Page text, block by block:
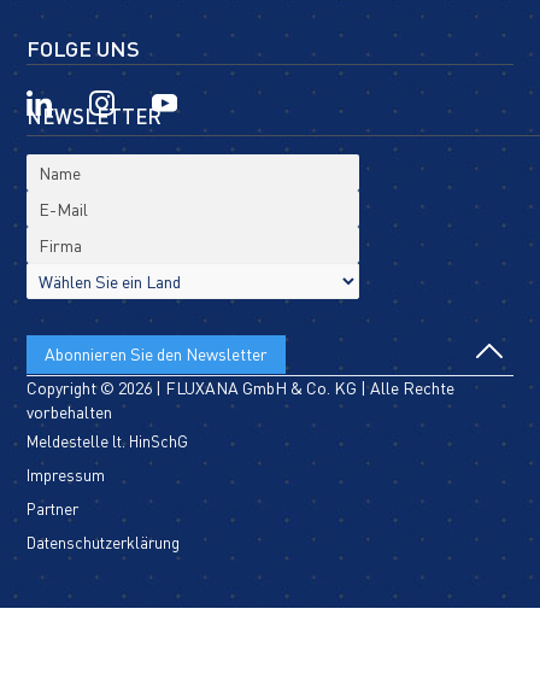
FOLGE UNS
NEWSLETTER
Copyright © 2026 | FLUXANA GmbH & Co. KG | Alle Rechte
vorbehalten
Meldestelle lt. HinSchG
Impressum
Partner
Datenschutzerklärung